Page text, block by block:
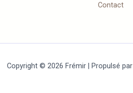
Contact
Copyright © 2026 Frémir | Propulsé par